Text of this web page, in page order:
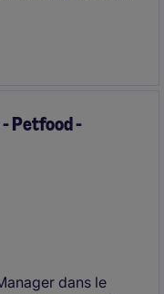
de
Petfood -
dans le